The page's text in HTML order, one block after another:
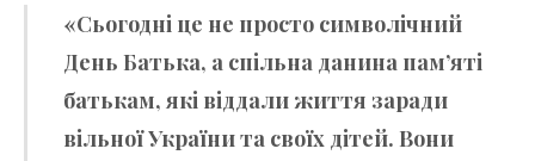
«Сьогодні це не просто символічний
День Батька, а спільна данина пам’яті
батькам, які віддали життя заради
вільної України та своїх дітей. Вони